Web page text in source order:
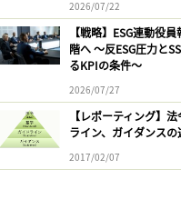
2026/07/22
【戦略】ESG連動役
階へ 〜反ESG圧力と
るKPIの条件〜
2026/07/27
【レポーティング】
ライン、ガイダンスの
2017/02/07